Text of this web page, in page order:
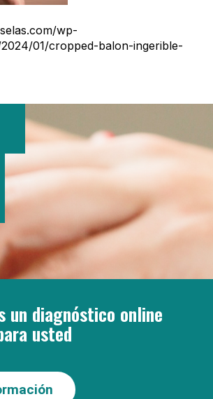
wp-
01/cropped-balon-ingerible-
un diagnóstico online
usted